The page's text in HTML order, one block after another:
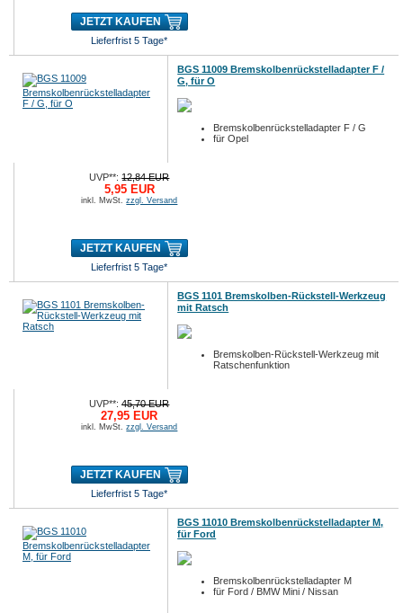
JETZT KAUFEN
Lieferfrist 5 Tage*
BGS 11009 Bremskolbenrückstelladapter F /
G, für O
Bremskolbenrückstelladapter F / G
für Opel
UVP**:12,84 EUR
5,95 EUR
inkl. MwSt.zzgl. Versand
JETZT KAUFEN
Lieferfrist 5 Tage*
BGS 1101 Bremskolben-Rückstell-Werkzeug
mit Ratsch
Bremskolben-Rückstell-Werkzeug mit
Ratschenfunktion
UVP**:45,70 EUR
27,95 EUR
inkl. MwSt.zzgl. Versand
JETZT KAUFEN
Lieferfrist 5 Tage*
BGS 11010 Bremskolbenrückstelladapter M,
für Ford
Bremskolbenrückstelladapter M
für Ford / BMW Mini / Nissan